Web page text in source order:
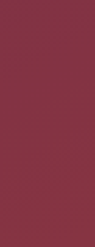
la bande par
bandes
permet
rebobiner la
cas, le lecteur de
retrouver les